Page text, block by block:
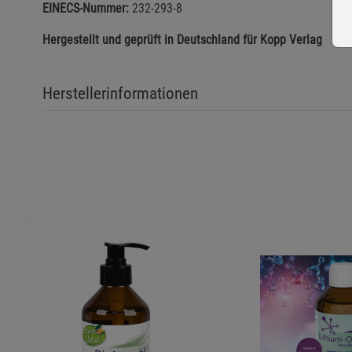
EINECS-Nummer: 232-293-8
Hergestellt und geprüft in Deutschland für Kopp Verlag
Herstellerinformationen